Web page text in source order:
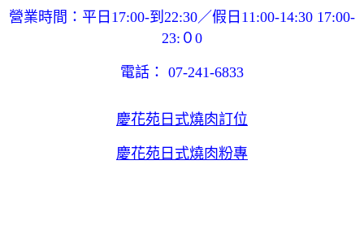
營業時間：平日17:00-到22:30／假日11:00-14:30 17:00-
23:０0
電話： 07-241-6833
慶花苑日式燒肉訂位
慶花苑日式燒肉粉專